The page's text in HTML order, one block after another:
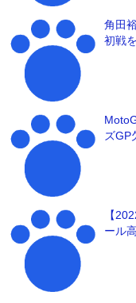
角田
初戦
ズGP
【
ール